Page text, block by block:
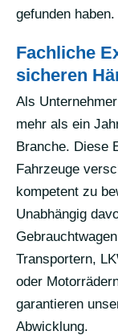
gefunden haben.
Fachliche
sicheren
Als
mehr als ein
Branche. Diese
Fahrzeuge
kompetent zu
Unabhängig
Transportern,
oder
garantieren
Abwicklung.